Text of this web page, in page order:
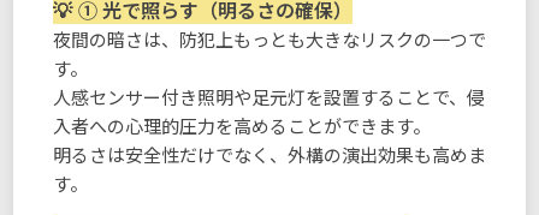
① 光で照らす（明るさの確保）
夜間の暗さは、防犯上もっとも大きなリスクの一つで
す。
人感センサー付き照明や足元灯を設置することで、侵
入者への心理的圧力を高めることができます。
明るさは安全性だけでなく、外構の演出効果も高めま
す。